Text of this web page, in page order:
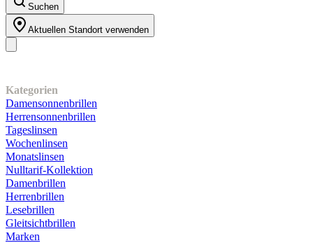
Suchen
Aktuellen Standort verwenden
Kategorien
Damensonnenbrillen
Herrensonnenbrillen
Tageslinsen
Wochenlinsen
Monatslinsen
Nulltarif-Kollektion
Damenbrillen
Herrenbrillen
Lesebrillen
Gleitsichtbrillen
Marken